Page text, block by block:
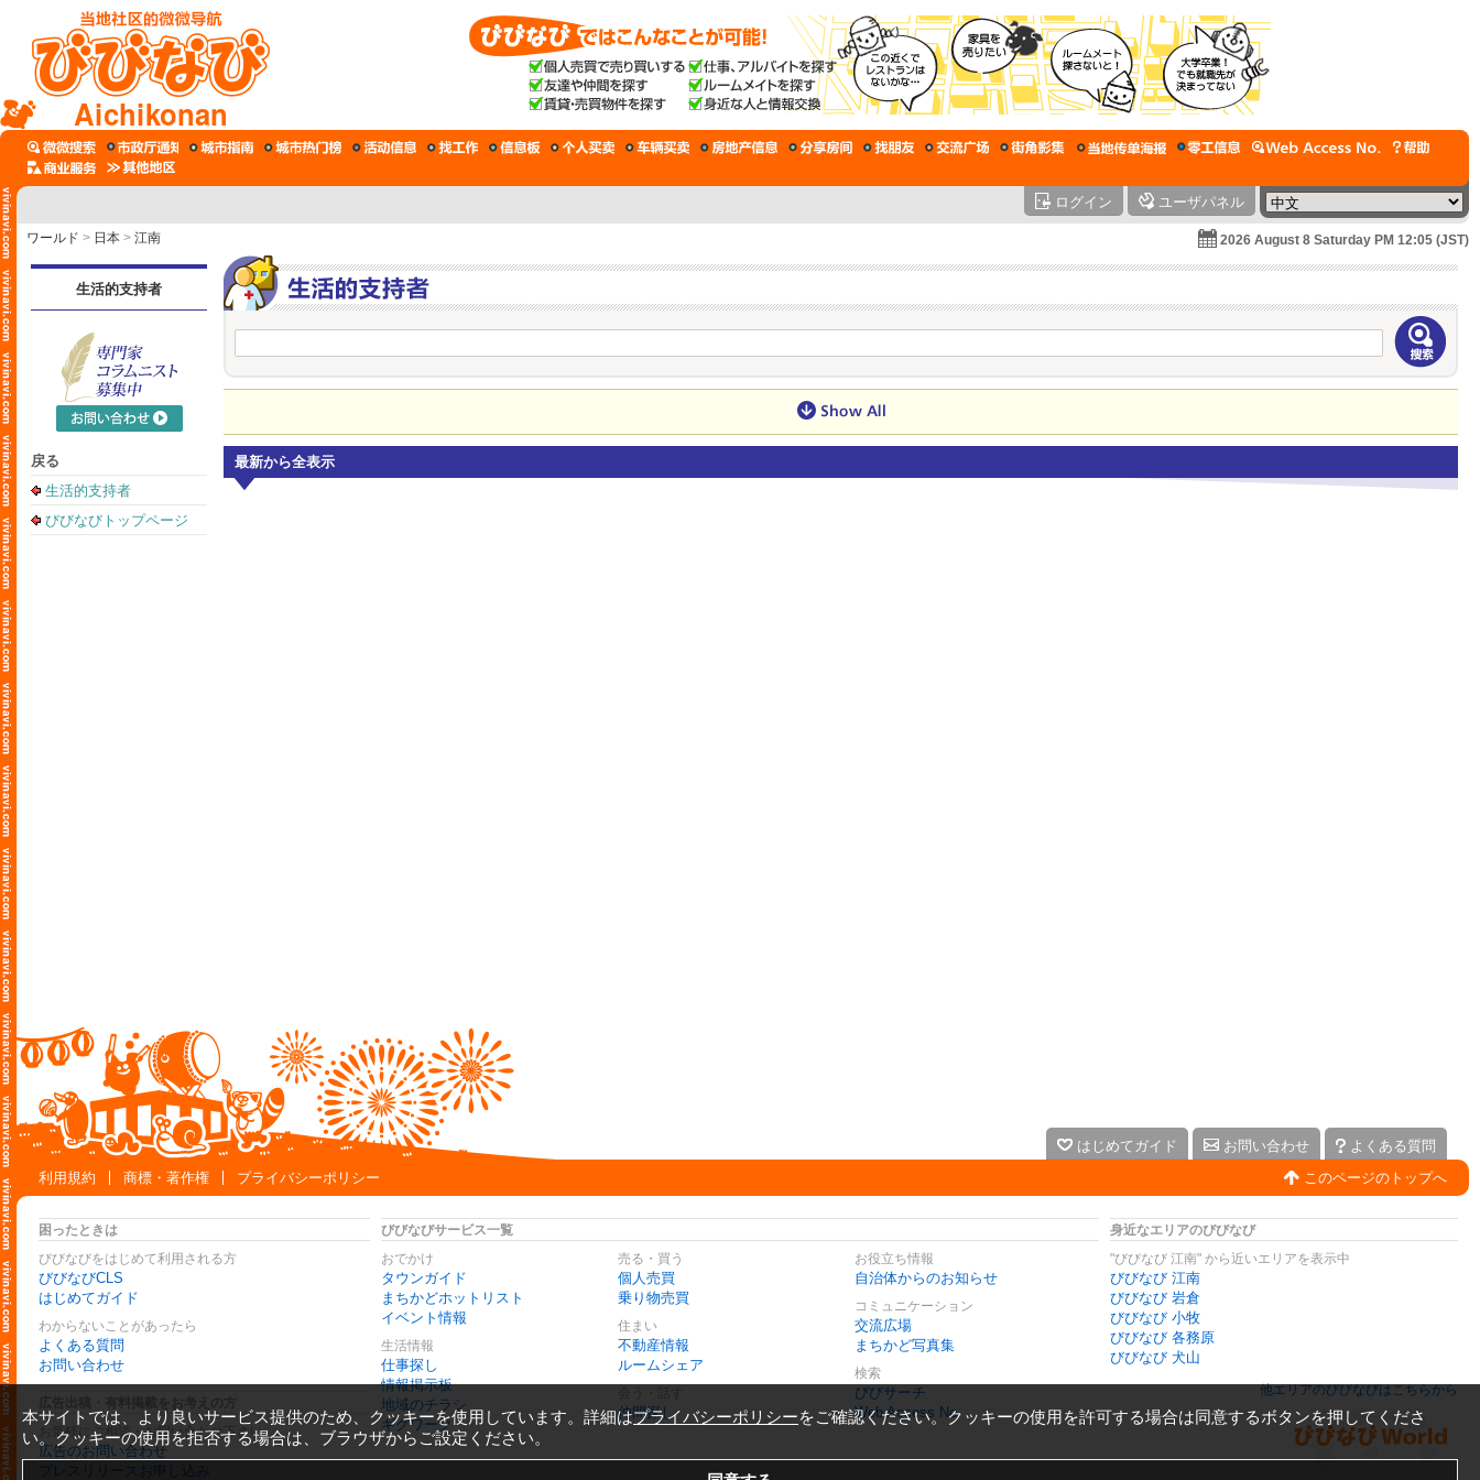
Aichikonan
ログイン ユーザパネル
ワールド > 日本 > 江南 2026 August 8 Saturday PM 12:05 (JST)
生活的支持者
戻る
生活的支持者
びびなびトップページ
最新から全表示
はじめてガイド お問い合わせ
よくある質問
利用規約
商標・著作権 プライバシーポリシー このページのトップへ
困ったときは
びびなびをはじめて利用される方
びびなびCLS
はじめてガイド
わからないことがあったら
よくある質問
お問い合わせ
お気軽にご相談・お問い合わせ下さい
広告のお問い合わせ
プレスリリースお申し込み
びびなびサービス一覧
おでかけ
タウンガイド
まちかどホットリスト
イベント情報
生活情報
仕事探し
情報掲示板
地域のチラシ
ギグワーク
売る・買う
個人売買
乗り物売買
住まい
不動産情報
ルームシェア
仲間探し
お役立ち情報
自治体からのお知らせ
コミュニケーション
交流広場
まちかど写真集
検索
びびサーチ
Web Access No.
身近なエリアのびびなび
"びびなび 江南" から近いエリアを表示中
びびなび 江南
びびなび 岩倉
びびなび 小牧
びびなび 各務原
びびなび 犬山
他エリアのびびなびはこちらから
本サイトでは、より良いサービス提供のため、クッキーを使用しています。詳細はプライバシーポリシーをご確認ください。クッキーの使用を許可する場合は同意するボタンを押してくださ
い。クッキーの使用を拒否する場合は、ブラウザからご設定ください。